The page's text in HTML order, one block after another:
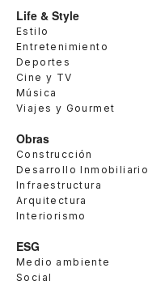
Life & Style
Estilo
Entretenimiento
Deportes
Cine y TV
Música
Viajes y Gourmet
Obras
Construcción
Desarrollo Inmobiliario
Infraestructura
Arquitectura
Interiorismo
ESG
Medio ambiente
Social